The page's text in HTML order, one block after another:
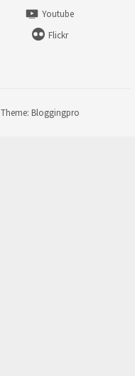
Youtube
Flickr
Theme: Bloggingpro